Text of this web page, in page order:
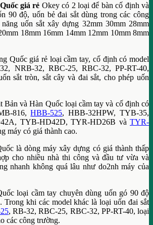
giá rẻ Okey có 2 loại để bàn cố định và
90 độ, uốn bẻ đai sắt dùng trong các công
uốn sắt xây dựng 32mm 30mm 28mm
18mm 16mm 14mm 12mm 10mm 8mm
Quốc giá rẻ loại cầm tay, cố định có model
NRB-32, RBC-25, RBC-32, PP-RT-40,
sắt tròn, sắt cây và đai sắt, cho phép uốn
Bản và Hàn Quốc loại cầm tay và cố định có
816,HBB-525, HBB-32HPW, TYB-35,
TYB-HD42D, TYR-HD26B và TYR-
máy có giá thành cao.
là dòng máy xây dựng có giá thành thấp
cho nhiều nhà thi công và đầu tư vừa và
nhanh không quá lâu như do2nh máy của
loại cầm tay chuyên dùng uốn gó 90 độ
khi các model khác là loại uốn đai sắt
, RB-32, RBC-25, RBC-32, PP-RT-40, loại
các công trường.